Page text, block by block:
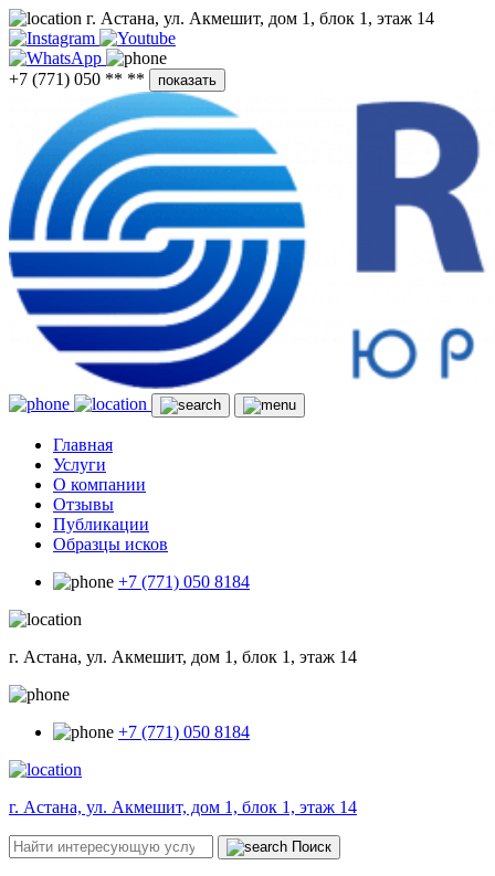
г. Астана, ул. Акмешит, дом 1, блок 1, этаж 14
+7 (771) 050 ** ** показать
Главная
Услуги
О компании
Отзывы
Публикации
Образцы исков
+7 (771) 050 8184
г. Астана, ул. Акмешит, дом 1, блок 1, этаж 14
+7 (771) 050 8184
г. Астана, ул. Акмешит, дом 1, блок 1, этаж 14
Поиск